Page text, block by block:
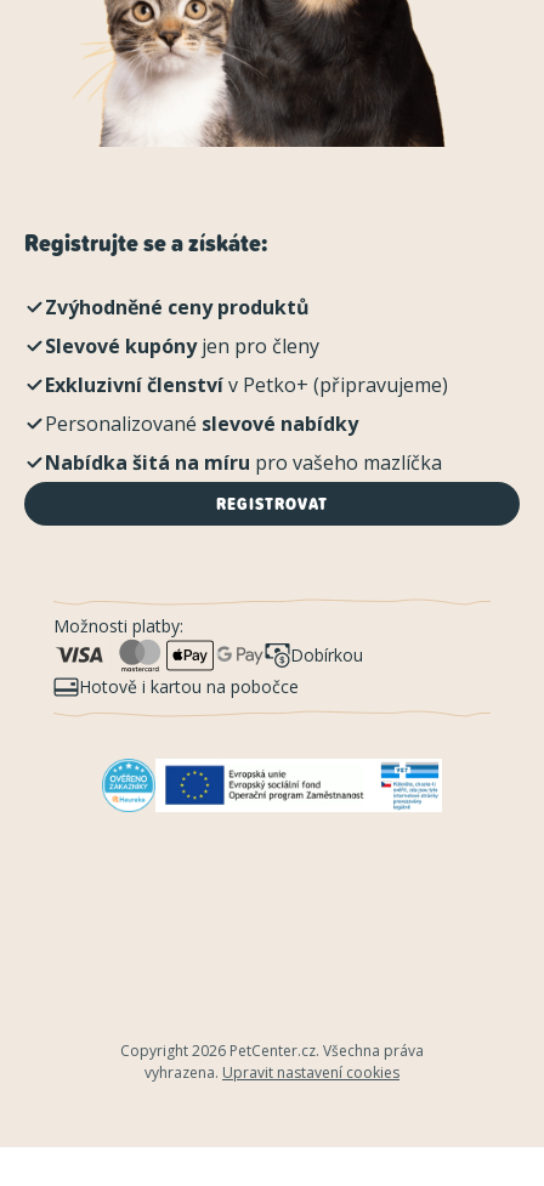
Registrujte se a získáte:
Zvýhodněné ceny produktů
Slevové kupónyjen pro členy
Exkluzivní členstvív Petko+ (připravujeme)
Personalizované slevové nabídky
Nabídka šitá na míru pro vašeho mazlíčka
REGISTROVAT
Možnosti platby:
Dobírkou
Hotově i kartou na pobočce
Copyright 2026 PetCenter.cz. Všechna práva
vyhrazena. Upravit nastavení cookies